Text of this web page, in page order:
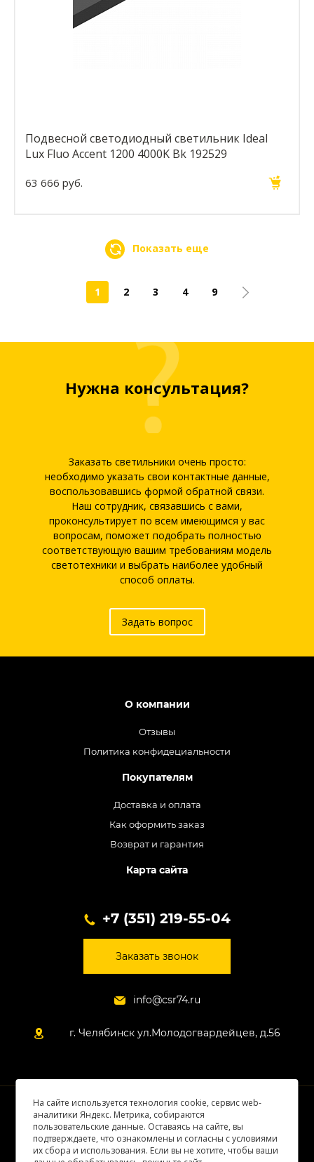
Подвесной светодиодный светильник Ideal
Lux Fluo Accent 1200 4000K Bk 192529
63 666 руб.
Показать еще
1 2 3 4 9
Нужна консультация?
Заказать светильники очень просто:
необходимо указать свои контактные данные,
воспользовавшись формой обратной связи.
Наш сотрудник, связавшись с вами,
проконсультирует по всем имеющимся у вас
вопросам, поможет подобрать полностью
соответствующую вашим требованиям модель
светотехники и выбрать наиболее удобный
способ оплаты.
Задать вопрос
О компании
Отзывы
Политика конфидециальности
Покупателям
Доставка и оплата
Как оформить заказ
Возврат и гарантия
Карта сайта
+7 (351) 219-55-04
Заказать звонок
info@csr74.ru
г. Челябинск ул.Молодогвардейцев, д.56
© 2026 Все права защищены
На сайте используется технология cookie, сервис web-
аналитики Яндекс. Метрика, собираются
пользовательские данные. Оставаясь на сайте, вы
подтверждаете, что ознакомлены и согласны с условиями
их сбора и использования. Если вы не хотите, чтобы ваши